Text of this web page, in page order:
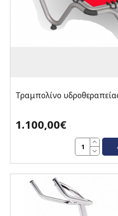
Τραμπολίνο
1.100,00€